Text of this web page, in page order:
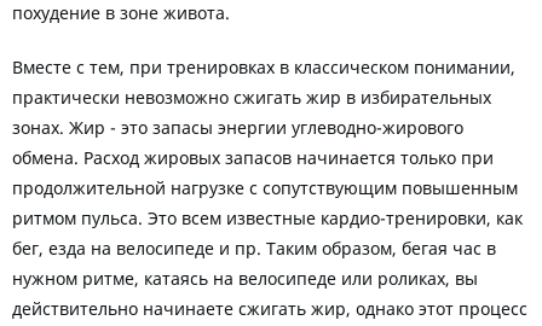
похудение в зоне живота.
Вместе с тем, при тренировках в классическом понимании,
практически невозможно сжигать жир в избирательных
зонах. Жир - это запасы энергии углеводно-жирового
обмена. Расход жировых запасов начинается только при
продолжительной нагрузке с сопутствующим повышенным
ритмом пульса. Это всем известные кардио-тренировки, как
бег, езда на велосипеде и пр. Таким образом, бегая час в
нужном ритме, катаясь на велосипеде или роликах, вы
действительно начинаете сжигать жир, однако этот процесс